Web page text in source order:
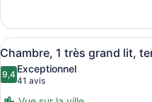
lits
doubles
Chambre,
lits
doubles
Afficher
toutes
les
photos
3
Chambre, 1 très grand lit,
9,49,4 sur 10
Exceptionnel
41 avis
(41 avis)